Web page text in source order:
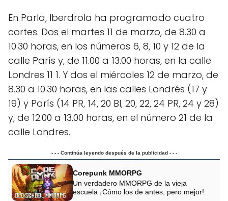
En Parla, Iberdrola ha programado cuatro
cortes. Dos el martes 11 de marzo, de 8.30 a
10.30 horas, en los números 6, 8, 10 y 12 de la
calle París y, de 11.00 a 13.00 horas, en la calle
Londres 11 1. Y dos el miércoles 12 de marzo, de
8.30 a 10.30 horas, en las calles Londrés (17 y
19) y París (14 PR, 14, 20 BI, 20, 22, 24 PR, 24 y 28)
y, de 12.00 a 13.00 horas, en el número 21 de la
calle Londres.
- - - Continúa leyendo después de la publicidad - - -
Corepunk MMORPG
Un verdadero MMORPG de la vieja
escuela ¡Cómo los de antes, pero mejor!